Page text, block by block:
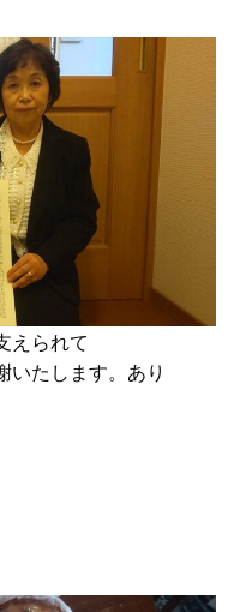
えられて
いたします。あり